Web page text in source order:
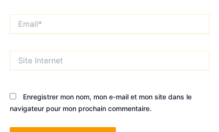
Internet
Enregistrer mon nom, mon e-mail et mon site dans le
navigateur pour mon prochain commentaire.